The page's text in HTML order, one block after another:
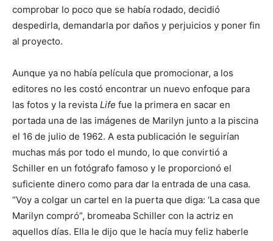
comprobar lo poco que se había rodado, decidió
despedirla, demandarla por daños y perjuicios y poner fin
al proyecto.
Aunque ya no había película que promocionar, a los
editores no les costó encontrar un nuevo enfoque para
las fotos y la revista Life fue la primera en sacar en
portada una de las imágenes de Marilyn junto a la piscina
el 16 de julio de 1962. A esta publicación le seguirían
muchas más por todo el mundo, lo que convirtió a
Schiller en un fotógrafo famoso y le proporcionó el
suficiente dinero como para dar la entrada de una casa.
“Voy a colgar un cartel en la puerta que diga: ‘La casa que
Marilyn compró”, bromeaba Schiller con la actriz en
aquellos días. Ella le dijo que le hacía muy feliz haberle